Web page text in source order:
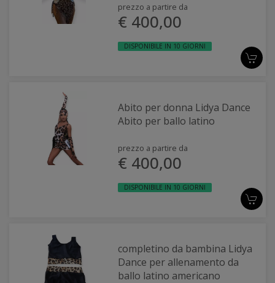
prezzo a partire da
€ 400,00
DISPONIBILE IN 10 GIORNI
Abito per donna Lidya Dance
Abito per ballo latino
prezzo a partire da
€ 400,00
DISPONIBILE IN 10 GIORNI
completino da bambina Lidya
Dance per allenamento da
ballo latino americano